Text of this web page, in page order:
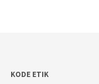
KODE ETIK